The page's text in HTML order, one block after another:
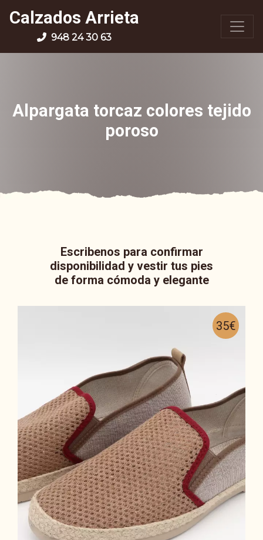
Calzados Arrieta
948 24 30 63
Alpargata torcaz colores tejido
poroso
Escribenos para confirmar
disponibilidad y vestir tus pies
de forma cómoda y elegante
35€